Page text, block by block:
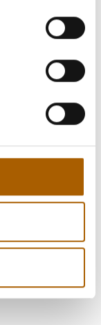
täyttää 30 vuotta!